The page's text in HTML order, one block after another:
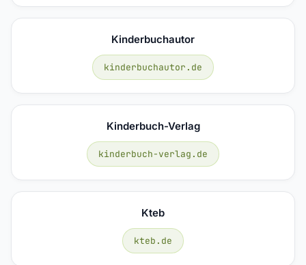
Kinderbuchautor
kinderbuchautor.de
Kinderbuch-Verlag
kinderbuch-verlag.de
Kteb
kteb.de